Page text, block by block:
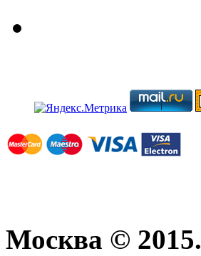
Москва © 2015.